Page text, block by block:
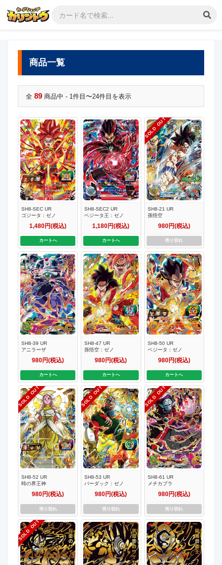
商品一覧
全 89 商品中 - 1件目〜24件目を表示
SH8-SEC UR
ゴジータ：ゼノ
1,480円(税込)
カートへ
SH8-SEC2 UR
ベジータ王：ゼノ
1,180円(税込)
カートへ
SOLD OUT
SH8-21 UR
孫悟空
980円(税込)
売り切れ
SH8-39 UR
アニラーザ
980円(税込)
カートへ
SH8-47 UR
孫悟空：ゼノ
980円(税込)
カートへ
SH8-50 UR
ベジータ：ゼノ
980円(税込)
カートへ
SOLD OUT
SH8-52 UR
時の界王神
980円(税込)
売り切れ
SOLD OUT
SH8-53 UR
バーダック：ゼノ
980円(税込)
売り切れ
SOLD OUT
SH8-61 UR
メチカブラ
980円(税込)
売り切れ
SOLD OUT